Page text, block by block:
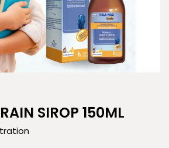
SIROP 150ML